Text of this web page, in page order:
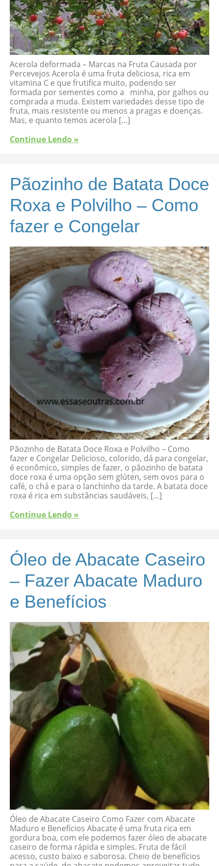
Acerola deformada – Marcas na Fruta Causada por
Percevejos Acerola é uma fruta deliciosa, rica em
vitamina C e que frutifica muito, podendo ser
formada por sementes como a minha, por galhos ou
comprada a muda. Existem variedades desse tipo de
fruta, mais resistente ou menos a pragas e doenças.
Mas, e quanto temos acerola […]
Continue Lendo »
Pãozinho de Batata Doce
Roxa e Polvilho – Como
fazer e Congelar
Pãozinho de Batata Doce Roxa e Polvilho – Como
fazer e Congelar Delicioso, colorido, dá para congelar,
é econômico, simples de fazer, o pãozinho de batata
doce roxa é uma opção sem glúten, sem ovos para o
café, o chá e para o lanchinho da tarde. A batata doce
roxa é rica em substâncias saudáveis, […]
Continue Lendo »
Óleo de Abacate Caseiro
– Fazer Abacate Maduro
e Benefícios
Óleo de Abacate Caseiro Como Fazer com Abacate
Maduro e Benefícios Abacate é uma fruta rica em
gordura boa, com ele podemos fazer óleo de abacate
caseiro de forma rápida e simples. Fruta de fácil
acesso, custo baixo e saborosa. Cheio de benefícios